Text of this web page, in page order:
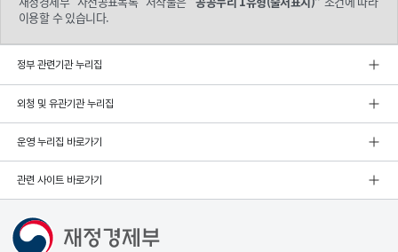
이용할 수 있습니다.
정부 관련기관 누리집
외청 및 유관기관 누리집
운영 누리집 바로가기
관련 사이트 바로가기